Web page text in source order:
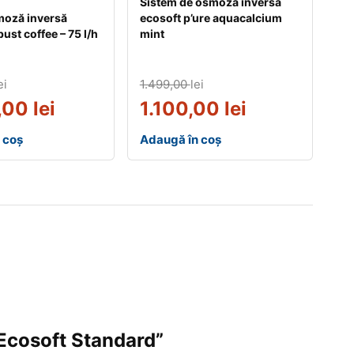
inversă
coffee – 75 l/h
lei
ecosoft p’ure aquacalcium
mint
1.499,00lei
1.100,00 lei
Adaugă în coș
Standard”